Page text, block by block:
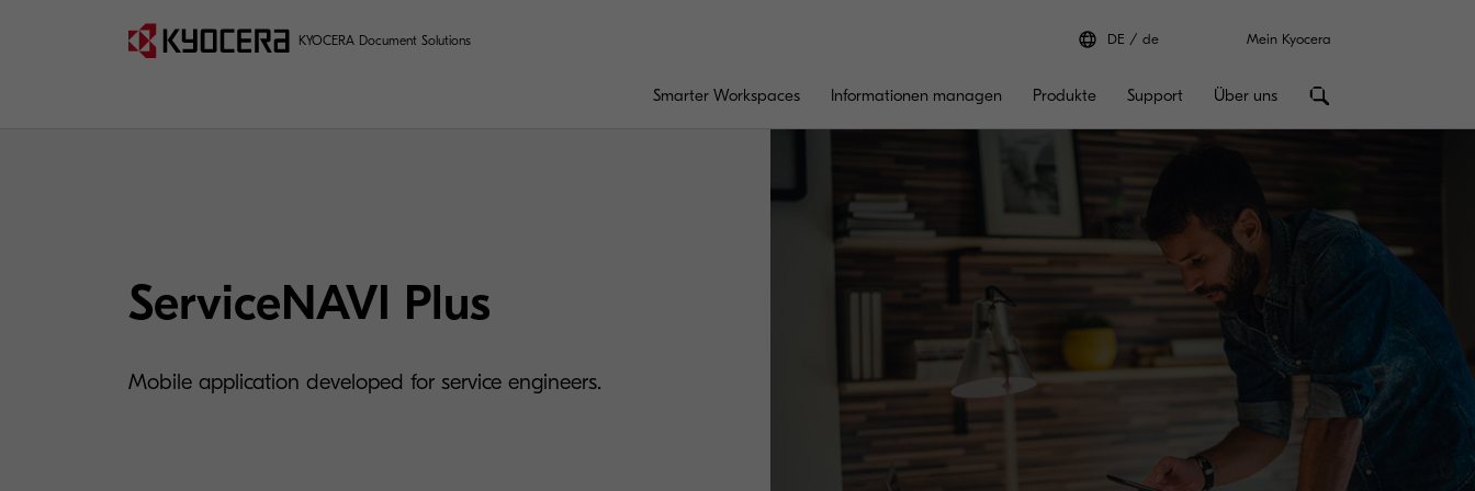
KYOCERA Document Solutions DE de Mein Kyocera
Smarter Workspaces Informationen managen Produkte Support Über uns
ServiceNAVI Plus
Mobile application developed for service engineers.